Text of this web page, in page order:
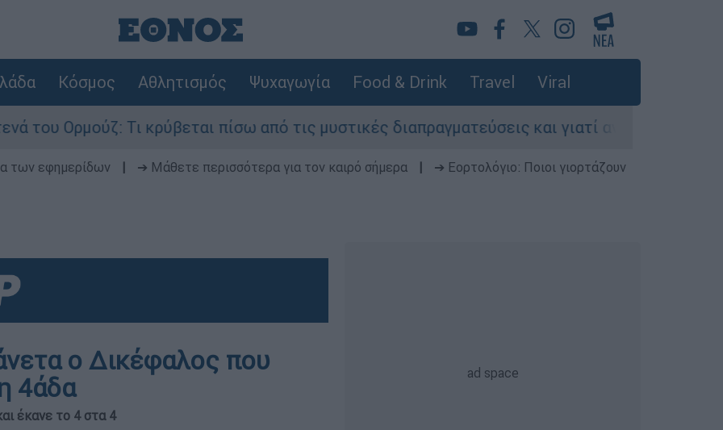
Κόσμος Αθλητισμός Ψυχαγωγία Food & Drink Travel Viral
Τι κρύβεται πίσω από τις μυστικές διαπραγματεύσεις και γιατί αντιδρούν οι ΗΠΑ
των εφημερίδων ➔ Μάθετε περισσότερα για τον καιρό σήμερα
➔ Εορτολόγιο: Ποιοι γιορτάζουν
ο Δικέφαλος που
4άδα
έκανε το 4 στα 4